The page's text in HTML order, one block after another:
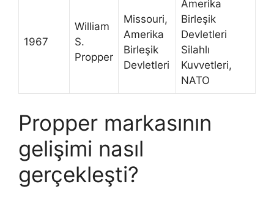
1967
William
S.
Propper
Missouri,
Amerika
Birleşik
Devletleri
Amerika
Birleşik
Devletleri
Silahlı
Kuvvetleri,
NATO
Propper markasının
gelişimi nasıl
gerçekleşti?